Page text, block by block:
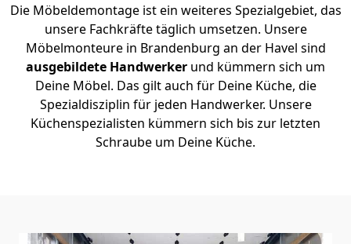
Die Möbeldemontage ist ein weiteres Spezialgebiet, das
unsere Fachkräfte täglich umsetzen. Unsere
Möbelmonteure in Brandenburg an der Havel sind
ausgebildete Handwerker und kümmern sich um
Deine Möbel. Das gilt auch für Deine Küche, die
Spezialdisziplin für jeden Handwerker. Unsere
Küchenspezialisten kümmern sich bis zur letzten
Schraube um Deine Küche.